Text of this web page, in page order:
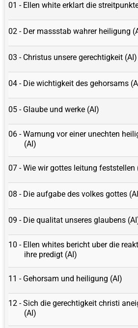
01 - Ellen white erklart die
02 - Der massstab wahrer heiligung
03 - Christus unsere gerechtigkeit (AI)
04 - Die wichtigkeit des gehorsams
05 - Glaube und werke (AI)
06 - Warnung vor einer unechten
(AI)
07 - Wie wir gottes leitung feststellen
08 - Die aufgabe des volkes gottes
09 - Die qualitat unseres glaubens
10 - Ellen whites bericht uber die
ihre predigt (AI)
11 - Gehorsam und heiligung (AI)
12 - Sich die gerechtigkeit christi
(AI)